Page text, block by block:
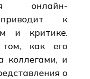
онлайн-
к
и критике.
как его
коллегами, и
о